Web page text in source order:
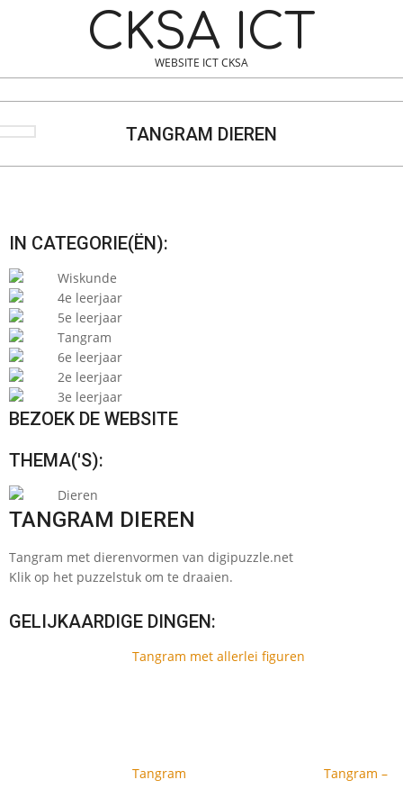
CKSA ICT
WEBSITE ICT CKSA
TANGRAM DIEREN
IN CATEGORIE(ËN):
Wiskunde
4e leerjaar
5e leerjaar
Tangram
6e leerjaar
2e leerjaar
3e leerjaar
BEZOEK DE WEBSITE
THEMA('S):
Dieren
TANGRAM DIEREN
Tangram met dierenvormen van digipuzzle.net
Klik op het puzzelstuk om te draaien.
GELIJKAARDIGE DINGEN:
Tangram met allerlei figuren
Tangram Tangram –